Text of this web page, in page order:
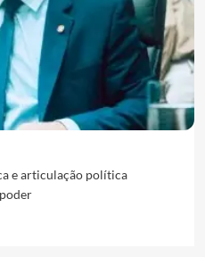
e articulação política